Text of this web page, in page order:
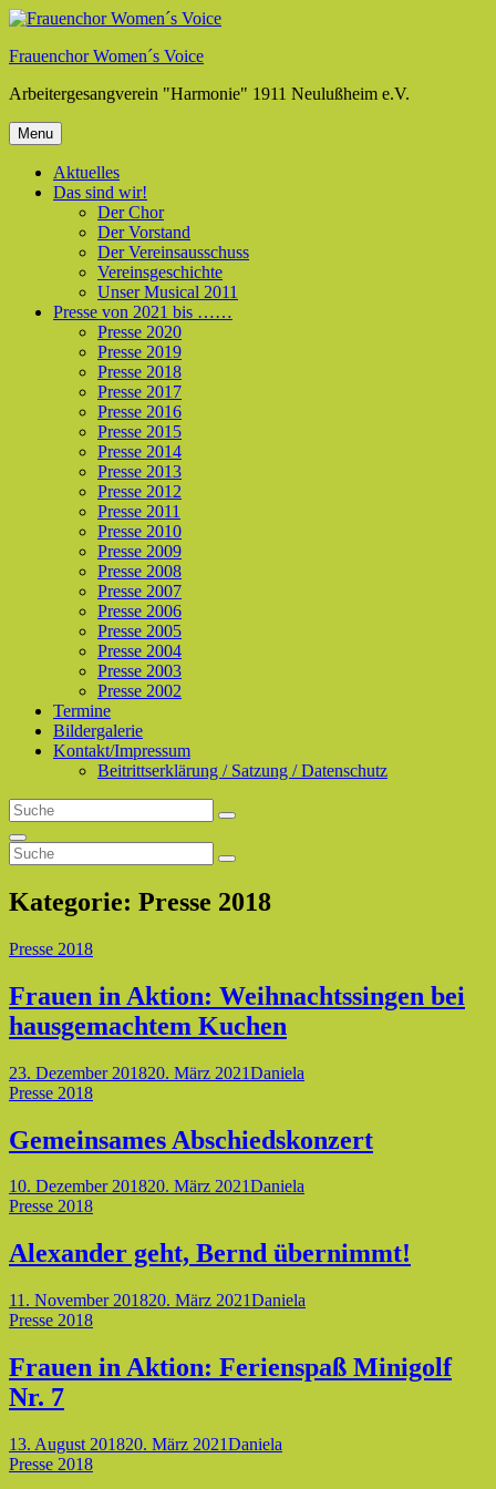
Skip
content
Frauenchor Women´s Voice
Arbeitergesangverein "Harmonie" 1911 Neulußheim e.V.
Menu
Aktuelles
Das sind wir!
Der Chor
Der Vorstand
Der Vereinsausschuss
Vereinsgeschichte
Unser Musical 2011
Presse von 2021 bis ……
Presse 2020
Presse 2019
Presse 2018
Presse 2017
Presse 2016
Presse 2015
Presse 2014
Presse 2013
Presse 2012
Presse 2011
Presse 2010
Presse 2009
Presse 2008
Presse 2007
Presse 2006
Presse 2005
Presse 2004
Presse 2003
Presse 2002
Termine
Bildergalerie
Kontakt/Impressum
Beitrittserklärung / Satzung / Datenschutz
Search
for:
Search
Search
Search
for:
Search
Kategorie: Presse 2018
Cat
Presse 2018
Frauen in Aktion: Weihnachtssingen bei
hausgemachtem Kuchen
Posted-
on
23. Dezember 201820. März 2021By
Byline
Daniela
Cat
Presse 2018
Gemeinsames Abschiedskonzert
Posted-
on
10. Dezember 201820. März 2021By
Byline
Daniela
Cat
Presse 2018
Alexander geht, Bernd übernimmt!
Posted-
on
11. November 201820. März 2021By
Byline
Daniela
Cat
Presse 2018
Frauen in Aktion: Ferienspaß Minigolf
Nr. 7
Posted-
on
13. August 201820. März 2021By
Byline
Daniela
Cat
Presse 2018